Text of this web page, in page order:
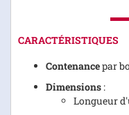
CARACTÉRISTIQUES
Contenancepar
Dimensions :
Longueur